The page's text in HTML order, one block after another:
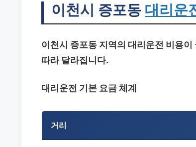
이천시 증포동 대리운
이천시 증포동 지역의 대리운전 비용
따라 달라집니다.
대리운전 기본 요금 체계
거리